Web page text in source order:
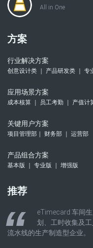
All in One
方案
行业解决方案
创意设计类 ｜ 产品研发类 ｜ 专
应用场景方案
成本核算 ｜ 员工考勤 ｜ 产值计
关键用户方案
项目管理部｜ 财务部 ｜ 运营部
产品组合方案
基本版 ｜ 专业版 ｜ 增强版
推荐
eTimecard 车间
划、工时收集及
流水线的生产制造型企业。